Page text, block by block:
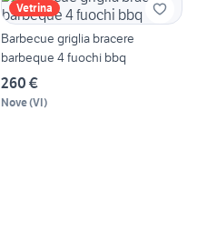
Vetrina
Barbecue griglia bracere
barbeque 4 fuochi bbq
260 €
Nove(VI)